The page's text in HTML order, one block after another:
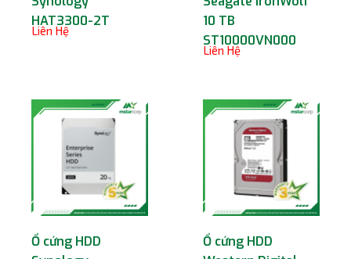
HAT3300-2T
Liên Hệ
10 TB
ST10000VN000
Liên Hệ
Ổ cứng HDD
Ổ cứng HDD